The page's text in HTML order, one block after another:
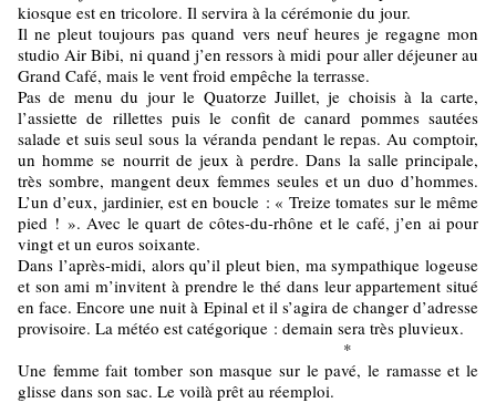
kiosque est en tricolore. Il servira à la cérémonie du jour.
Il ne pleut toujours pas quand vers neuf heures je regagne mon
studio Air Bibi, ni quand j’en ressors à midi pour aller déjeuner au
Grand Café, mais le vent froid empêche la terrasse.
Pas de menu du jour le Quatorze Juillet, je choisis à la carte,
l’assiette de rillettes puis le confit de canard pommes sautées
salade et suis seul sous la véranda pendant le repas. Au comptoir,
un homme se nourrit de jeux à perdre. Dans la salle principale,
très sombre, mangent deux femmes seules et un duo d’hommes.
L’un d’eux, jardinier, est en boucle : « Treize tomates sur le même
pied ! ». Avec le quart de côtes-du-rhône et le café, j’en ai pour
vingt et un euros soixante.
Dans l’après-midi, alors qu’il pleut bien, ma sympathique logeuse
et son ami m’invitent à prendre le thé dans leur appartement situé
en face. Encore une nuit à Epinal et il s’agira de changer d’adresse
provisoire. La météo est catégorique : demain sera très pluvieux.
*
Une femme fait tomber son masque sur le pavé, le ramasse et le
glisse dans son sac. Le voilà prêt au réemploi.